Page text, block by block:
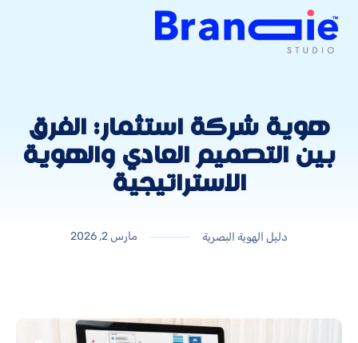
هوية شركة استثمار: الفرق
بين التصميم العادي والهوية
الاستراتيجية
دليل الهوية البصرية مارس 2, 2026